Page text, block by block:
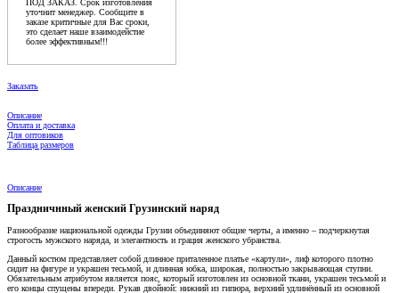
ПОД ЗАКАЗ. Срок изготовления
уточнит менеджер. Сообщите в
заказе критичные для Вас сроки,
это сделает наше взаимодейстие
более эффективным!!!
Заказать
Описание
Оплата и доставка
Для оптовиков
Таблица размеров
Описание
Праздничнный женский Грузинский наряд
Разнообразие национальной одежды Грузии объединяют общие черты, а именно – подчеркнутая
строгость мужского наряда, и элегантность и грация женского убранства.
Данный костюм представляет собой длинное приталенное платье «картули», лиф которого плотно
сидит на фигуре и украшен тесьмой, и длинная юбка, широкая, полностью закрывающая ступни.
Обязательным атрибутом является пояс, который изготовлен из основной ткани, украшен тесьмой и
его концы спущены впереди. Рукав двойной: нижний из гипюра, верхний удлинённый из основной